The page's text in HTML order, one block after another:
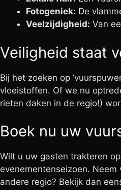
Fotogeniek: De
Veelzijdigheid: Van
Veiligheid staat
Bij het zoeken op
vloeistoffen. Of we nu
rieten daken in de regio!)
Boek nu uw
Wilt u uw gasten trakteren
evenementenseizoen. Neem
andere regio? Bekijk dan